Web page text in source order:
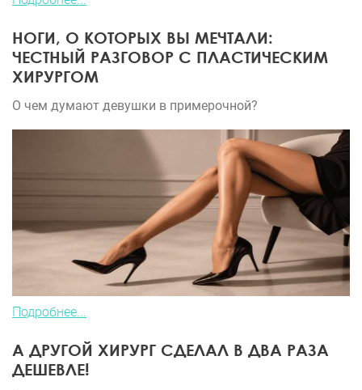
НОГИ, О КОТОРЫХ ВЫ МЕЧТАЛИ:
ЧЕСТНЫЙ РАЗГОВОР С ПЛАСТИЧЕСКИМ
ХИРУРГОМ
О чем думают девушки в примерочной?
Подробнее...
А ДРУГОЙ ХИРУРГ СДЕЛАЛ В ДВА РАЗА
ДЕШЕВЛЕ!